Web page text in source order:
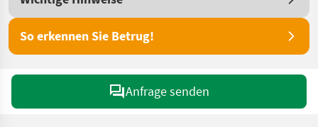
So erkennen Sie Betrug!
Anfrage senden